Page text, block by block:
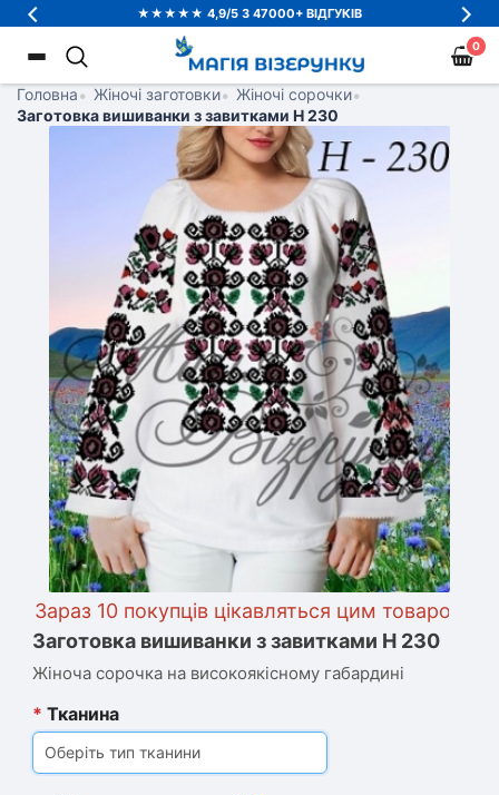
★★★★★ 4,9/5 З 47000+ ВІДГУКІВ
0
Головна• Жіночі заготовки• Жіночі сорочки•
Заготовка вишиванки з завитками Н 230
Зараз 10 покупців цікавляться цим товаром
Заготовка вишиванки з завитками Н 230
Жіноча сорочка на високоякісному габардині
* Тканина
Оберіть тип тканини